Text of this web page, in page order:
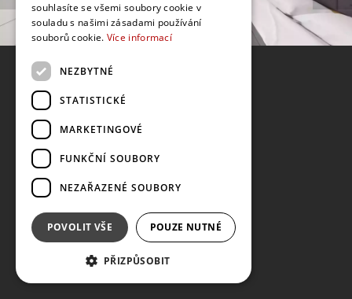
souhlasíte se všemi soubory cookie v
souladu s našimi zásadami používání
souborů cookie. Více informací
NEZBYTNÉ
STATISTICKÉ
MARKETINGOVÉ
FUNKČNÍ SOUBORY
NEZAŘAZENÉ SOUBORY
POVOLIT VŠE POUZE NUTNÉ
PŘIZPŮSOBIT